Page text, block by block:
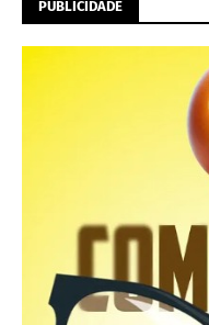
PUBLICIDADE